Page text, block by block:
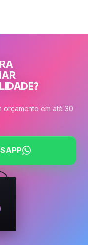
orçamento em até 30